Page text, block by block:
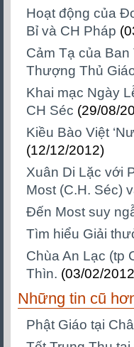
Hoạt động của
Bỉ và CH Pháp
Cảm Tạ của
Thượng Thủ
Khai mạc Ngày
CH Séc (29/08/
Kiều Bào Việt
(12/12/2012)
Xuân Di Lặc với
Most (C.H. Séc)
Đến Most suy
Tìm hiểu Giải
Chùa An Lạc (tp
Thìn. (03/02/
Những tin cũ
Phật Giáo tại